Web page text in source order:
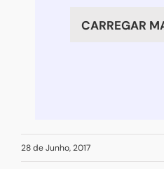
CARREGAR
28 de Junho, 2017